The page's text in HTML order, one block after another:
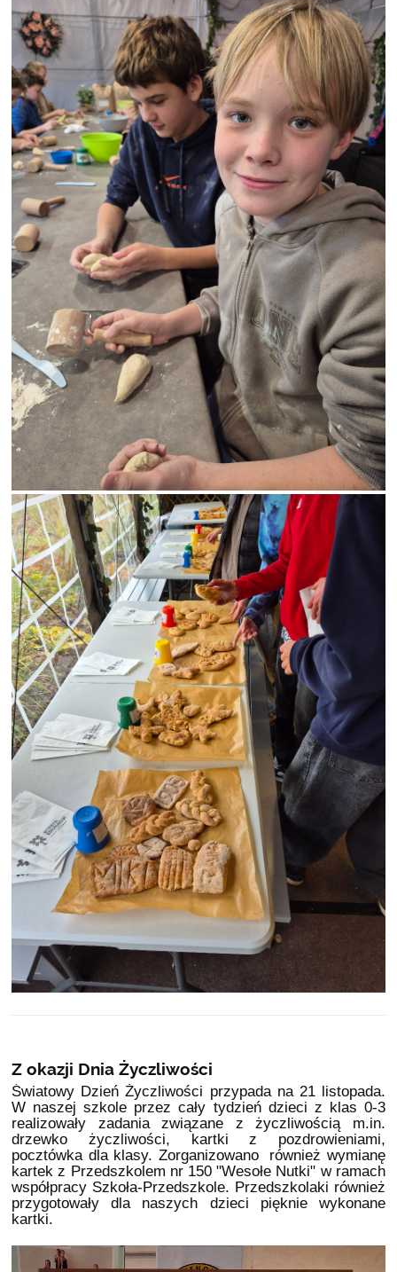
Z okazji Dnia Życzliwości
Światowy Dzień Życzliwości przypada na 21 listopada.
W naszej szkole przez cały tydzień dzieci z klas 0-3
realizowały zadania związane z życzliwością m.in.
drzewko życzliwości, kartki z pozdrowieniami,
pocztówka dla klasy. Zorganizowano również wymianę
kartek z Przedszkolem nr 150 "Wesołe Nutki" w ramach
współpracy Szkoła-Przedszkole. Przedszkolaki również
przygotowały dla naszych dzieci pięknie wykonane
kartki.